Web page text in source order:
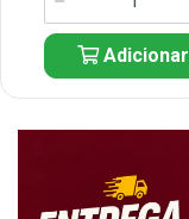
Adicionar